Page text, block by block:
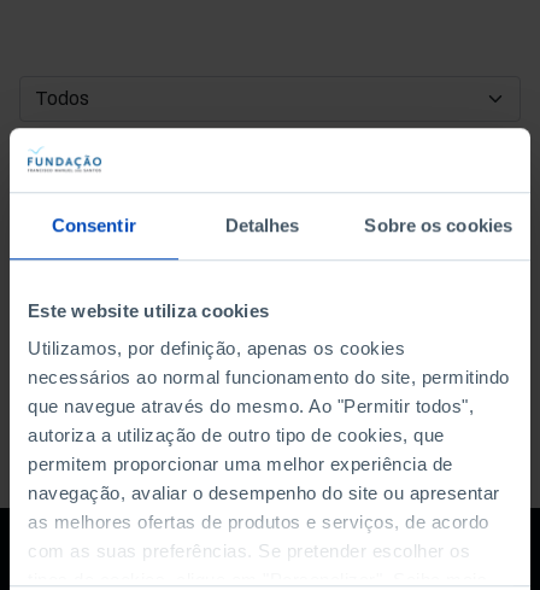
Consentir Detalhes Sobre os cookies
Este website utiliza cookies
Utilizamos, por definição, apenas os cookies
necessários ao normal funcionamento do site, permitindo
que navegue através do mesmo. Ao "Permitir todos",
autoriza a utilização de outro tipo de cookies, que
permitem proporcionar uma melhor experiência de
navegação, avaliar o desempenho do site ou apresentar
as melhores ofertas de produtos e serviços, de acordo
com as suas preferências. Se pretender escolher os
DATA DE INÍCIO
DATA DE FIM